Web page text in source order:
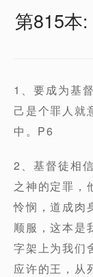
第815本
1、要成为基
己是个罪人就
中。P6
2、基督徒相
之神的定罪，
怜悯，道成肉
顺服，这本是
字架上为我们
应许的王，从